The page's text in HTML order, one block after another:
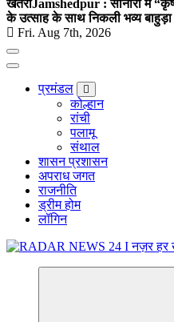
खतराJamshedpur : सोनारी में
के उत्साह के साथ निकली भव्य बाहुड़ा
Fri. Aug 7th, 2026
प्रमंडल
कोल्हान
रांची
पलामू
संथाल
शासन प्रशासन
अपराध जगत
राजनीति
ड्रीम होम
लॉगिन